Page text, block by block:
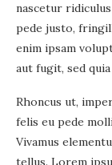
nascetur
pede justo,
enim ipsam
aut fugit, sed
Rhoncus ut,
felis eu pede
Vivamus
tellus. Lorem